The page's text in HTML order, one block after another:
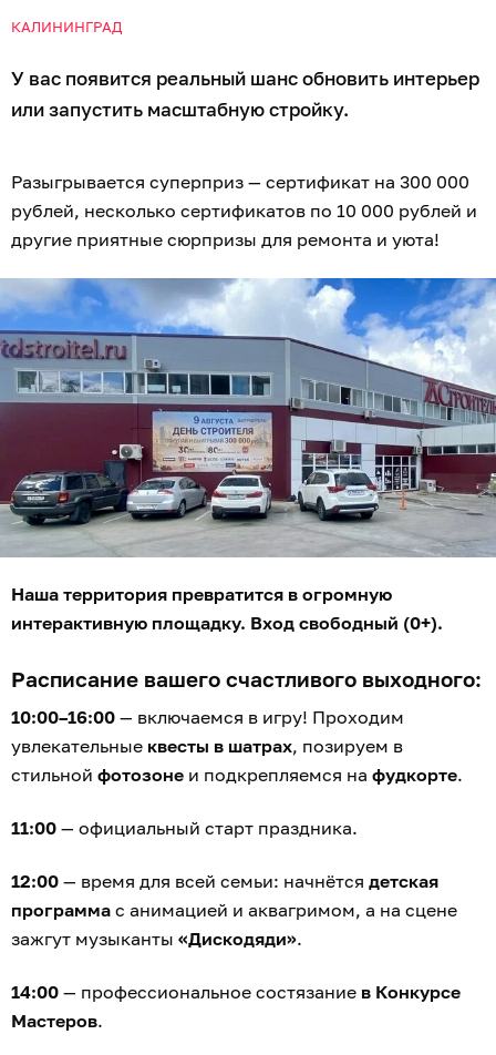
КАЛИНИНГРАД
У вас появится реальный шанс обновить интерьер
или запустить масштабную стройку.
Разыгрывается суперприз — сертификат на 300 000
рублей, несколько сертификатов по 10 000 рублей и
другие приятные сюрпризы для ремонта и уюта!
Наша территория превратится в огромную
интерактивную площадку. Вход свободный (0+).
Расписание вашего счастливого выходного:
10:00–16:00 — включаемся в игру! Проходим
увлекательные квесты в шатрах, позируем в
стильной фотозоне и подкрепляемся на фудкорте.
11:00 — официальный старт праздника.
12:00 — время для всей семьи: начнётся детская
программа с анимацией и аквагримом, а на сцене
зажгут музыканты «Дискодяди».
14:00 — профессиональное состязание в Конкурсе
Мастеров.